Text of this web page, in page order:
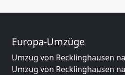
Europa-Umzüge
Umzug von Recklinghausen
Umzug von Recklinghausen